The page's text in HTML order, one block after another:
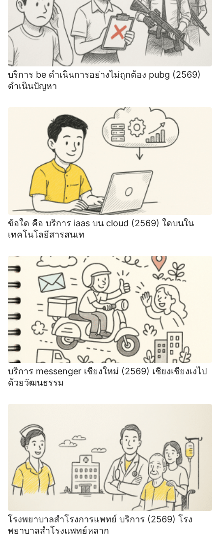
บริการ be ดําเนินการอย่างไม่ถูกต้อง pubg (2569)
ดําเนินปัญหา
ข้อใด คือ บริการ iaas บน cloud (2569) ใดบนใน
เทคโนโลยีสารสนเท
บริการ messenger เชียงใหม่ (2569) เชียงเชียงเงไป
ด้วยวัฒนธรรม
โรงพยาบาลสำโรงการแพทย์ บริการ (2569) โรง
พยาบาลสำโรงแพทย์หลาก